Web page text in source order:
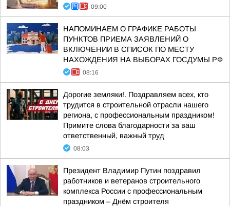
09:00
НАПОМИНАЕМ О ГРАФИКЕ РАБОТЫ
ПУНКТОВ ПРИЕМА ЗАЯВЛЕНИЙ О
ВКЛЮЧЕНИИ В СПИСОК ПО МЕСТУ
НАХОЖДЕНИЯ НА ВЫБОРАХ ГОСДУМЫ РФ
08:16
Дорогие земляки!. Поздравляем всех, кто
трудится в строительной отрасли нашего
региона, с профессиональным праздником!
Примите слова благодарности за ваш
ответственный, важный труд
08:03
Президент Владимир Путин поздравил
работников и ветеранов строительного
комплекса России с профессиональным
праздником – Днём строителя